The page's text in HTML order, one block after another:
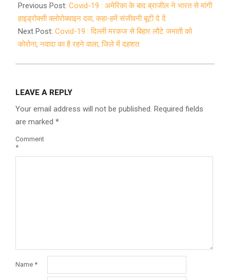
04-
08
Previous Post: Covid-19 : अमेरिका के बाद ब्राजील ने भारत से मांगी
हाइड्रोक्सी क्लोरोक्वाइन दवा, कहा-हमें संजीवनी बूटी दे दें
Next Post: Covid-19 : दिल्ली मरकज से बिहार लौटे जमाती को
कोरोना, नवादा का है रहने वाला, जिले में दहशत
LEAVE A REPLY
Your email address will not be published. Required fields
are marked *
Comment
*
Name *